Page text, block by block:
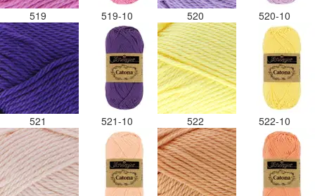
519 519-10 520 520-10
521 521-10 522 522-10